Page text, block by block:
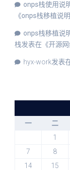
onps栈使用说
《onps栈移植说
onps栈移植说
栈发表在《开源
hyx-work发表
一
二
1
7
8
14
15